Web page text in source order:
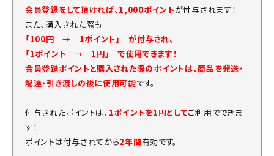
会員登録をして頂ければ、1,000ポイントが付与されます！
また、購入された際も
「100円 → 1ポイント」 が付与され、
「1ポイント → 1円」 で使用できます！
会員登録ポイントと購入された際のポイントは、商品を発送・
配達・引き渡しの後に使用可能です。
付与されたポイントは、 1ポイントを1円としてご利用でできま
す！
ポイントは付与されてから2年間有効です。